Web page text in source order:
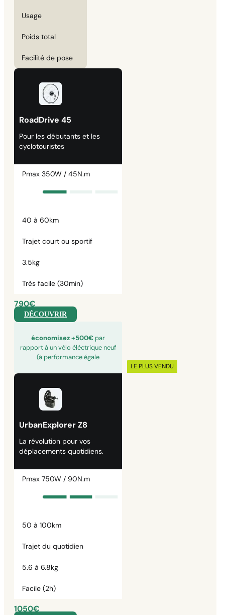
Usage
Poids total
Facilité de pose
RoadDrive 45
Pour les débutants et les
cyclotouristes
Pmax 350W / 45N.m
40 à 60km
Trajet court ou sportif
3.5kg
Très facile (30min)
790€
DÉCOUVRIR
économisez +500€ par
rapport à un vélo éléctrique neuf
(à performance égale
UrbanExplorer Z8
La révolution pour vos
déplacements quotidiens.
Pmax 750W / 90N.m
50 à 100km
Trajet du quotidien
5.6 à 6.8kg
Facile (2h)
1050€
LE PLUS VENDU